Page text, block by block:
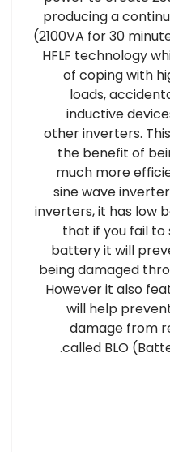
producing a
(2100VA for 30
HFLF technology
of coping with
loads,
inductive
other inverters.
the benefit of
much more
sine wave
inverters, it has low
that if you fail
battery it will
being damaged
However it also
will help
damage from
called BLO